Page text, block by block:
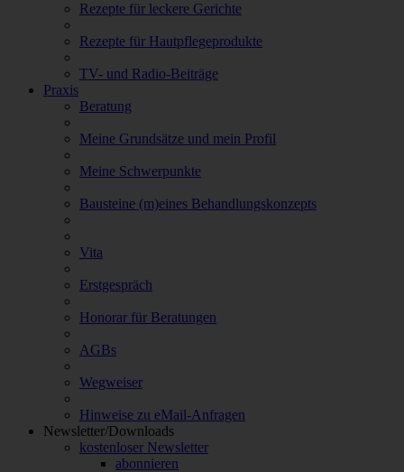
Rezepte für leckere Gerichte
Rezepte für Hautpflegeprodukte
TV- und Radio-Beiträge
Praxis
Beratung
Meine Grundsätze und mein Profil
Meine Schwerpunkte
Bausteine (m)eines Behandlungskonzepts
Vita
Erstgespräch
Honorar für Beratungen
AGBs
Wegweiser
Hinweise zu eMail-Anfragen
Newsletter/Downloads
kostenloser Newsletter
abonnieren